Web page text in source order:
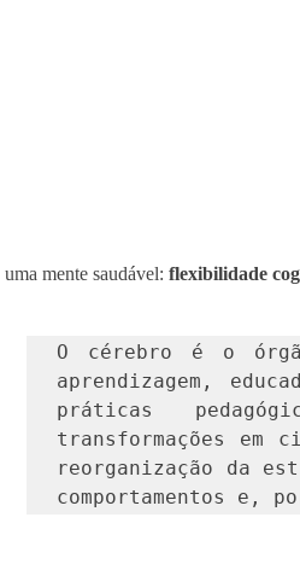
uma mente saudável: flexibilidade
O cérebro é o
aprendizagem,
práticas
transformações em
reorganização da